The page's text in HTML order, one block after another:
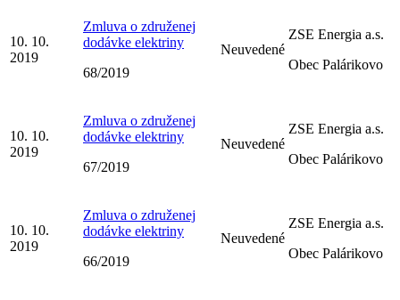
10. 10.
2019
Zmluva o združenej
dodávke elektriny
68/2019
Neuvedené
ZSE Energia a.s.
Obec Palárikovo
10. 10.
2019
Zmluva o združenej
dodávke elektriny
67/2019
Neuvedené
ZSE Energia a.s.
Obec Palárikovo
10. 10.
2019
Zmluva o združenej
dodávke elektriny
66/2019
Neuvedené
ZSE Energia a.s.
Obec Palárikovo